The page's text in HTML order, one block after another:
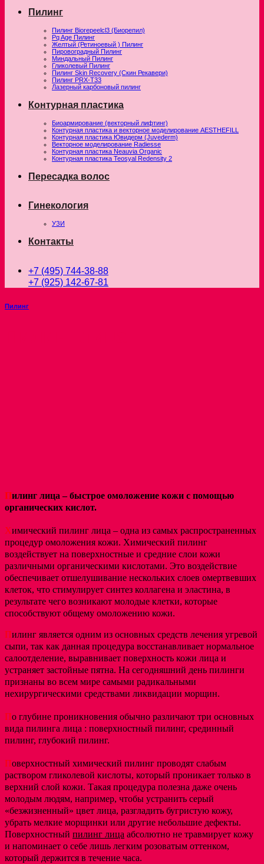
Пилинг
Пилинг Biorepeelcl3 (Биорепил)
Pq Age Пилинг
Желтый (Ретиноевый ) Пилинг
Пировоградный Пилинг
Миндальный Пилинг
Гликолевый Пилинг
Пилинг Skin Recovery (Скин Рекавери)
Пилинг PRX-T33
Лазерный карбоновый пилинг
Контурная пластика
Биоармирование (векторный лифтинг)
Контурная пластика и векторное моделирование AESTHEFILL
Контурная пластика Ювидерм (Juvederm)
Векторное моделирование Radiesse
Контурная пластика Neauvia Organic
Контурная пластика Teosyal Redensity 2
Пересадка волос
Гинекология
УЗИ
Контакты
+7 (495) 744-38-88
+7 (925) 142-67-81
Пилинг
Пилинг лица – быстрое омоложение кожи с помощью
органических кислот.
Химический пилинг лица – одна из самых распространенных
процедур омоложения кожи. Химический пилинг
воздействует на поверхностные и средние слои кожи
различными органическими кислотами. Это воздействие
обеспечивает отшелушивание нескольких слоев омертвевших
клеток, что стимулирует синтез коллагена и эластина, в
результате чего возникают молодые клетки, которые
способствуют общему омоложению кожи.
Пилинг является одним из основных средств лечения угревой
сыпи, так как данная процедура восстанавливает нормальное
салоотделение, выравнивает поверхность кожи лица и
устраняет застойные пятна. На сегодняшний день пилинги
признаны во всем мире самыми радикальными
нехирургическими средствами ликвидации морщин.
По глубине проникновения обычно различают три основных
вида пилинга лица : поверхностный пилинг, срединный
пилинг, глубокий пилинг.
Поверхностный химический пилинг проводят слабым
раствором гликолевой кислоты, который проникает только в
верхний слой кожи. Такая процедура полезна даже очень
молодым людям, например, чтобы устранить серый
«безжизненный» цвет лица, разгладить бугристую кожу,
убрать мелкие морщинки или другие небольшие дефекты.
Поверхностный пилинг лица абсолютно не травмирует кожу
и напоминает о себе лишь легким розоватым оттенком,
который держится в течение часа.